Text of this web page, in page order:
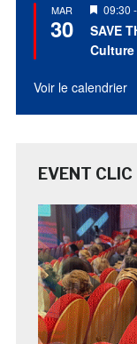
MAR
30
Mis
en
avant
09:30 -
SAVE
Voir le calendrier
EVENT CLIC